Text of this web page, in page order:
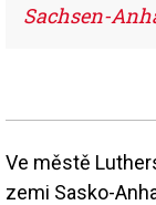
Sachsen-
Ve městě
zemi Sasko-